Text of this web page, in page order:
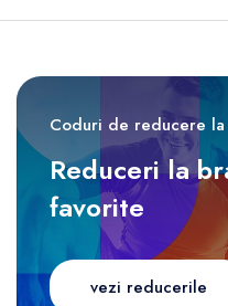
Coduri de reducere
Reduceri la
favorite
vezi reducerile